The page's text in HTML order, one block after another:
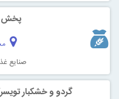
پخش
صنایع
گردو و خشکبار